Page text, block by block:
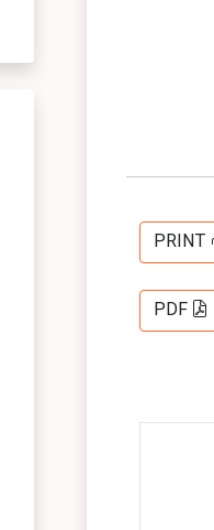
PRINT
PDF